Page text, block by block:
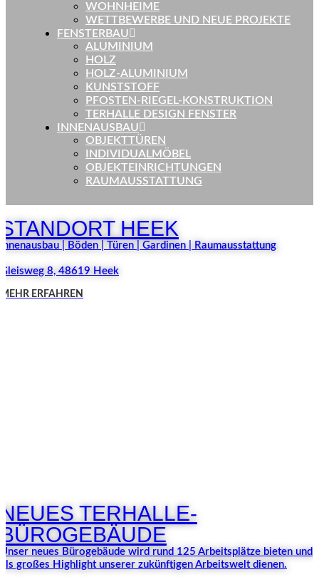
WOHNHEIME
WETTBEWERBE UND NEUE PROJEKTE
FENSTERBAU
ALUMINIUM
HOLZ
HOLZ-ALUMINIUM
KUNSTSTOFF
PFOSTEN-RIEGEL-KONSTRUKTION
TERHALLE DESIGN FENSTER
INNENAUSBAU
OBJEKTTÜREN
INDIVIDUALMÖBEL
OBJEKTEINRICHTUNGEN
RAUMAUSSTATTUNG
STANDORT HEEK
Innenausbau | Böden | Türen | Gardinen | Raumausstattung
Gleisweg 8, 48619 Heek
MEHR ERFAHREN
NEUES TERHALLE-
BÜROGEBÄUDE
Unser neues Bürogebäude wird rund 125 Arbeitsplätze bieten und
als großes Highlight unserer zukünftigen Arbeitswelt dienen.